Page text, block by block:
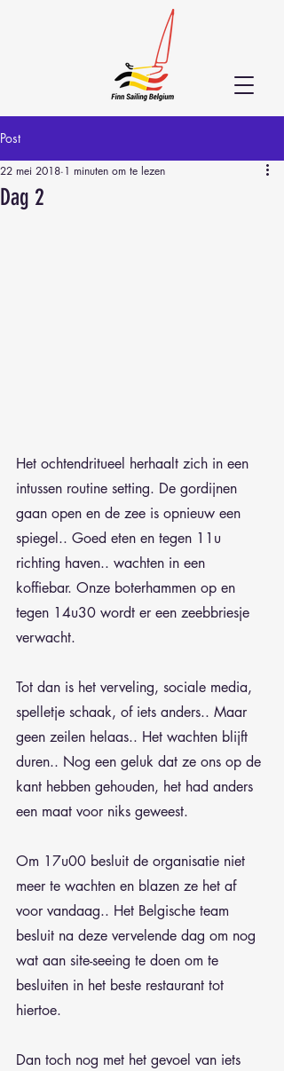
Post
Dag 2
22 mei 2018 1 minuten om te lezen
Het ochtendritueel herhaalt zich in een
intussen routine setting. De gordijnen
gaan open en de zee is opnieuw een
spiegel.. Goed eten en tegen 11u
richting haven.. wachten in een
koffiebar. Onze boterhammen op en
tegen 14u30 wordt er een zeebbriesje
verwacht.
Tot dan is het verveling, sociale media,
spelletje schaak, of iets anders.. Maar
geen zeilen helaas.. Het wachten blijft
duren.. Nog een geluk dat ze ons op de
kant hebben gehouden, het had anders
een maat voor niks geweest.
Om 17u00 besluit de organisatie niet
meer te wachten en blazen ze het af
voor vandaag.. Het Belgische team
besluit na deze vervelende dag om nog
wat aan site-seeing te doen om te
besluiten in het beste restaurant tot
hiertoe.
Dan toch nog met het gevoel van iets